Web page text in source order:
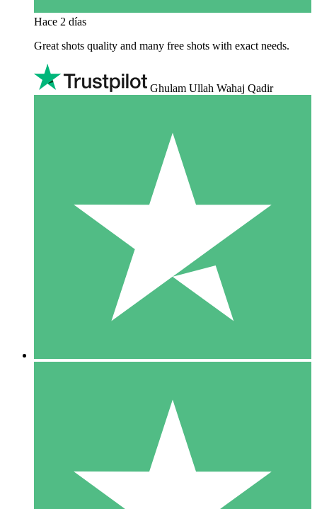
Hace 2 días
Great shots quality and many free shots with exact needs.
Ghulam Ullah Wahaj Qadir